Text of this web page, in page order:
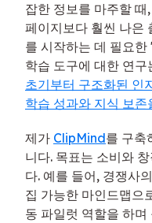
잡한 정보를 마주할
페이지보다 훨씬 나은
를 시작하는 데 필요
학습 도구에 대한 연구
초기부터 구조화된 인
학습 성과와 지식 보
제가 ClipMind를 구축
니다. 목표는 소비와
다. 예를 들어, 경쟁사
집 가능한 마인드맵으
동 파일럿 역할을 하